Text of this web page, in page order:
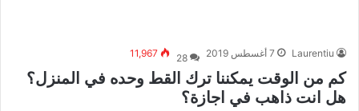
Laurentiu 7 أغسطس 2019 28
11,967
كم من الوقت يمكننا ترك القط وحده في المنزل؟
هل انت ذاهب في اجازة؟